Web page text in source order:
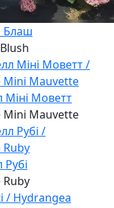
Блаш
Міні Моветт
Mini Mauvette
Рубі